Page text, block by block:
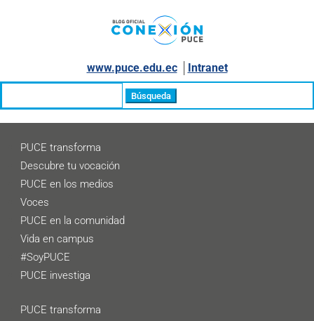
www.puce.edu.ec│ Intranet
PUCE transforma
Descubre tu vocación
PUCE en los medios
Voces
PUCE en la comunidad
Vida en campus
#SoyPUCE
PUCE investiga
PUCE transforma